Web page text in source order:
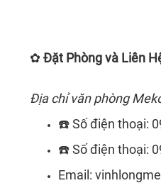
✿ Đặt Phòng và Liên
Địa chỉ văn phòng
☎️ Số điện thoại:
☎️ Số điện thoại:
Email: